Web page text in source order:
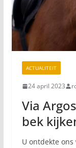
ACTUALITEIT
24 april 2023
Via
bek
U ontdekte